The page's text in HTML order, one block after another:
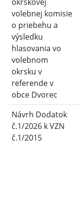
volebnej komisie
o priebehu a
výsledku
hlasovania vo
volebnom
okrsku v
referende v
obce Dvorec
Návrh Dodatok
č.1/2026 k VZN
č.1/2015